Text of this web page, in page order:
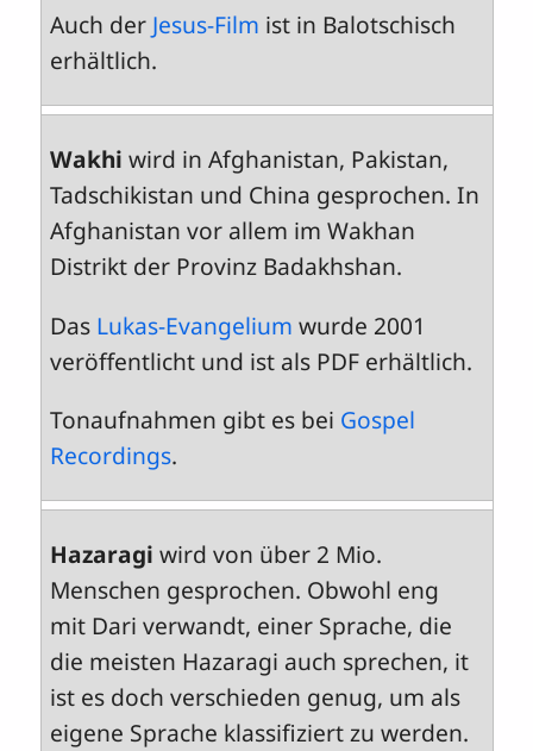
Auch der Jesus-Film ist in Balotschisch
erhältlich.
Wakhi wird in Afghanistan, Pakistan,
Tadschikistan und China gesprochen. In
Afghanistan vor allem im Wakhan
Distrikt der Provinz Badakhshan.
Das Lukas-Evangelium wurde 2001
veröffentlicht und ist als PDF erhältlich.
Tonaufnahmen gibt es bei Gospel
Recordings.
Hazaragi wird von über 2 Mio.
Menschen gesprochen. Obwohl eng
mit Dari verwandt, einer Sprache, die
die meisten Hazaragi auch sprechen, it
ist es doch verschieden genug, um als
eigene Sprache klassifiziert zu werden.